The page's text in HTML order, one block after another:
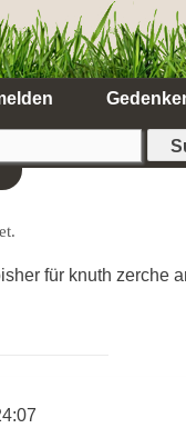
für knuth zerche